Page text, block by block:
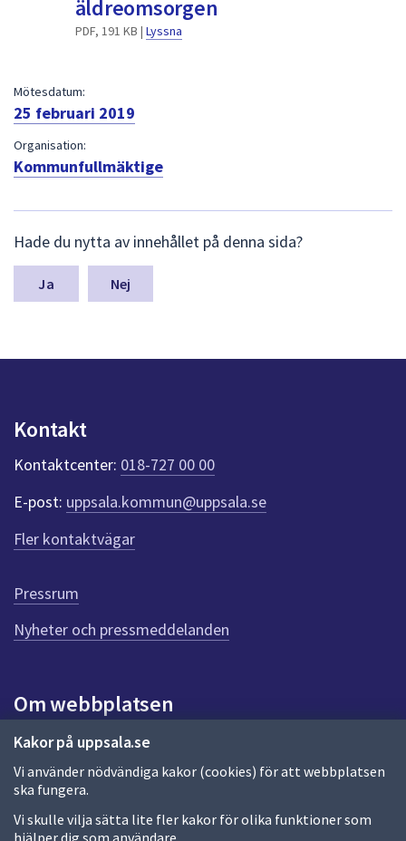
Kakor på uppsala.se
Vi använder nödvändiga kakor (cookies) för att webbplatsen
ska fungera.
Vi skulle vilja sätta lite fler kakor för olika funktioner som
hjälper dig som användare.
äldreomsorgen
PDF, 191 KB | Lyssna
Mötesdatum:
25 februari 2019
Organisation:
Kommunfullmäktige
ä
m
a
n
k
t
e
r
f
ö
r
e
n
n
a
d
a
Hade du nytta av innehållet på denna sida?
Nej
Kontakt
Kontaktcenter: 018-727 00 00
E-post: uppsala.kommun@uppsala.se
Fler kontaktvägar
Pressrum
Nyheter och pressmeddelanden
Om webbplatsen
Om webbplatsen
Allmänna handlingar och diarium
Behandling av personuppgifter